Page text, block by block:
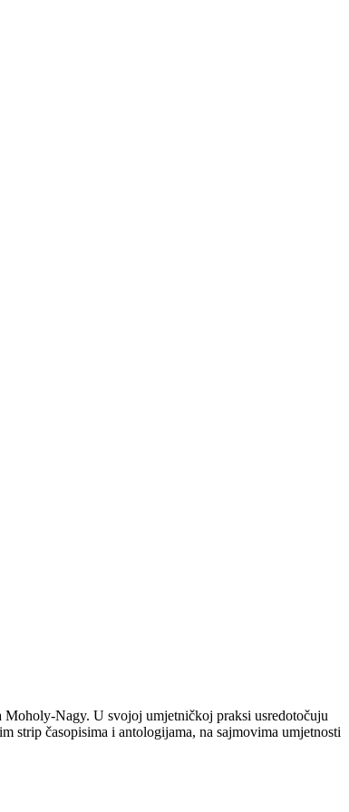
Moholy-Nagy. U svojoj umjetničkoj praksi usredotočuju
strip časopisima i antologijama, na sajmovima umjetnosti